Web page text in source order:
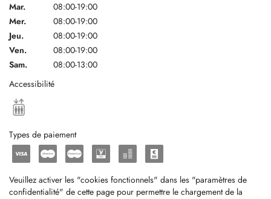
Mar.
08:00-19:00
Mer.
08:00-19:00
Jeu.
08:00-19:00
Ven.
08:00-19:00
Sam.
08:00-13:00
Accessibilité
Types de paiement
Veuillez activer les "cookies fonctionnels" dans les "paramètres de
confidentialité" de cette page pour permettre le chargement de la